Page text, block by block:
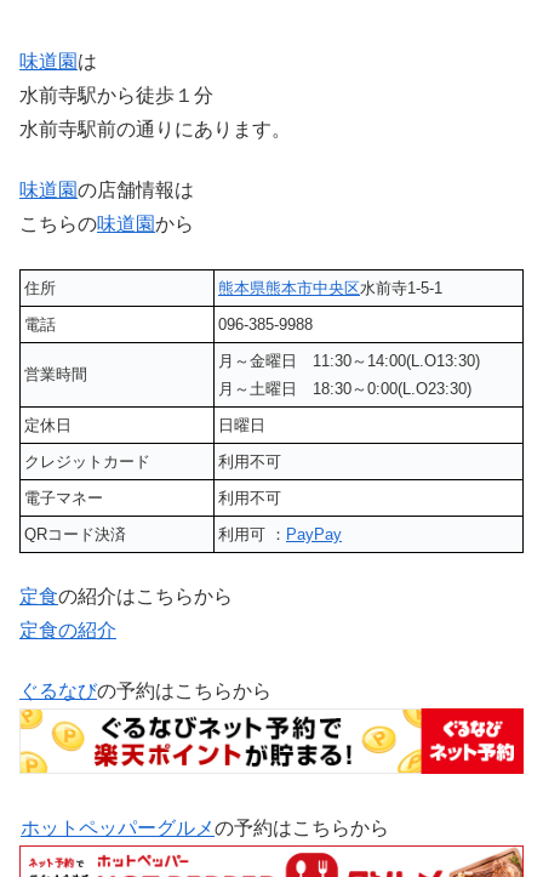
味道園 は
水前寺駅から徒歩１分
水前寺駅前の通りにあります。
味道園の店舗情報は
こちらの味道園から
住所 熊本県熊本市中央区水前寺1-5-1
電話
096-385-9988
営業時間
月～金曜日 11:30～14:00(L.O13:30)
月～土曜日 18:30～0:00(L.O23:30)
定休日
日曜日
クレジットカード
利用不可
電子マネー
利用不可
QRコード決済
利用可 ： PayPay
定食の紹介はこちらから
定食の紹介
ぐるなびの予約はこちらから
ホットペッパーグルメの予約はこちらから